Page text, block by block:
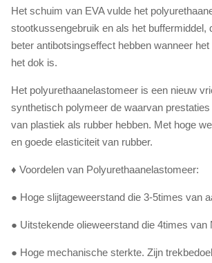
Het schuim van EVA vulde het
stootkussengebruik en als het buffermiddel,
beter antibotsingseffect hebben wanneer
het dok is.
Het polyurethaanelastomeer is een nieuw
synthetisch polymeer de waarvan
van plastiek als rubber hebben. Met hoge
en goede elasticiteit van rubber.
♦ Voordelen van Polyurethaanelastomeer:
● Hoge slijtageweerstand die 3-5times van
● Uitstekende olieweerstand die 4times van
● Hoge mechanische sterkte. Zijn